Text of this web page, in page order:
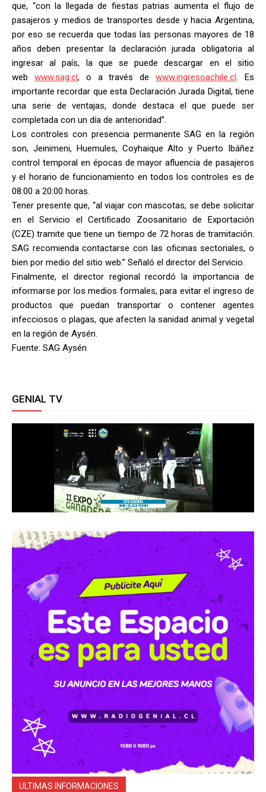
que, “con la llegada de fiestas patrias aumenta el flujo de
pasajeros y medios de transportes desde y hacia Argentina,
por eso se recuerda que todas las personas mayores de 18
años deben presentar la declaración jurada obligatoria al
ingresar al país, la que se puede descargar en el sitio
web www.sag.cl, o a través dewww.ingresoachile.cl. Es
importante recordar que esta Declaración Jurada Digital, tiene
una serie de ventajas, donde destaca el que puede ser
completada con un día de anterioridad”.
Los controles con presencia permanente SAG en la región
son, Jeinimeni, Huemules, Coyhaique Alto y Puerto Ibáñez
control temporal en épocas de mayor afluencia de pasajeros
y el horario de funcionamiento en todos los controles es de
08:00 a 20:00 horas.
Tener presente que, “al viajar con mascotas, se debe solicitar
en el Servicio el Certificado Zoosanitario de Exportación
(CZE) tramite que tiene un tiempo de 72 horas de tramitación.
SAG recomienda contactarse con las oficinas sectoriales, o
bien por medio del sitio web.” Señaló el director del Servicio.
Finalmente, el director regional recordó la importancia de
informarse por los medios formales, para evitar el ingreso de
productos que puedan transportar o contener agentes
infecciosos o plagas, que afecten la sanidad animal y vegetal
en la región de Aysén.
Fuente: SAG Aysén
GENIAL TV
ULTIMAS INFORMACIONES